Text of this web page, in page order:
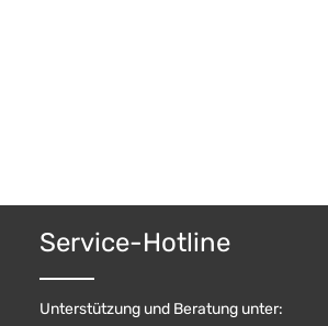
Service-Hotline
Unterstützung und Beratung unter: